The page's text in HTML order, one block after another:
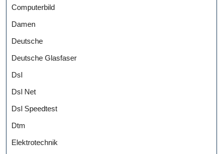
Computerbild
Damen
Deutsche
Deutsche Glasfaser
Dsl
Dsl Net
Dsl Speedtest
Dtm
Elektrotechnik